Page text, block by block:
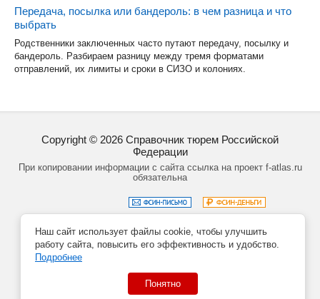
Передача, посылка или бандероль: в чем разница и что
выбрать
Родственники заключенных часто путают передачу, посылку и
бандероль. Разбираем разницу между тремя форматами
отправлений, их лимиты и сроки в СИЗО и колониях.
Copyright © 2026 Справочник тюрем Российской
Федерации
При копировании информации с сайта ссылка на проект f-atlas.ru
обязательна
Задать вопрос Политика обработки данных
Данный сайт не является официальным сайтом учреждений
системы ФСИН РФ.
Наш сайт использует файлы cookie, чтобы улучшить
работу сайта, повысить его эффективность и удобство.
Подробнее
Понятно